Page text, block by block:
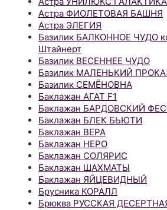
Астра ФИОЛЕТОВАЯ БАШНЯ
Астра ЭЛЕГИЯ
Базилик БАЛКОННОЕ ЧУДО
Штайнерт
Базилик ВЕСЕННЕЕ ЧУДО
Базилик МАЛЕНЬКИЙ
Базилик СЕМЁНОВНА
Баклажан АГАТ F1
Баклажан БАРДОВСКИЙ
Баклажан БЛЕК БЬЮТИ
Баклажан ВЕРА
Баклажан НЕРО
Баклажан СОЛЯРИС
Баклажан ШАХМАТЫ
Баклажан ЯЙЦЕВИДНЫЙ
Брусника КОРАЛЛ
Брюква РУССКАЯ